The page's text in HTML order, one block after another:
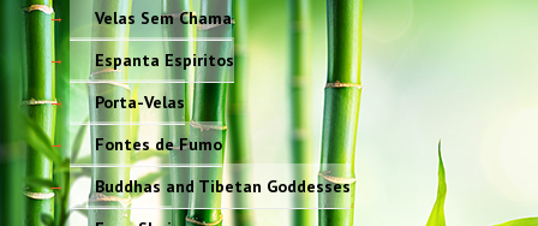
Velas Sem Chama
Espanta Espiritos
Porta-Velas
Fontes de Fumo
Buddhas and Tibetan Goddesses